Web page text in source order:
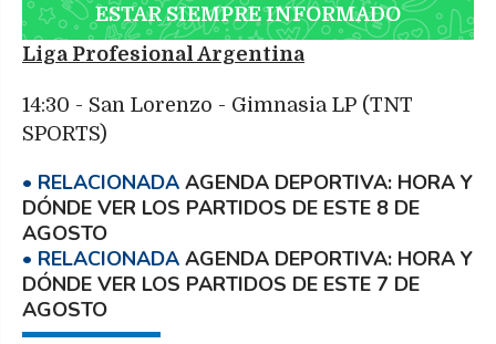
ESTAR SIEMPRE INFORMADO
Liga Profesional Argentina
14:30 - San Lorenzo - Gimnasia LP (TNT
SPORTS)
AGENDA DEPORTIVA: HORA Y
DÓNDE VER LOS PARTIDOS DE ESTE 8 DE
AGOSTO
AGENDA DEPORTIVA: HORA Y
DÓNDE VER LOS PARTIDOS DE ESTE 7 DE
AGOSTO